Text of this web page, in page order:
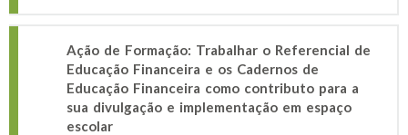
Ação de Formação: Trabalhar o Referencial de
Educação Financeira e os Cadernos de
Educação Financeira como contributo para a
sua divulgação e implementação em espaço
escolar